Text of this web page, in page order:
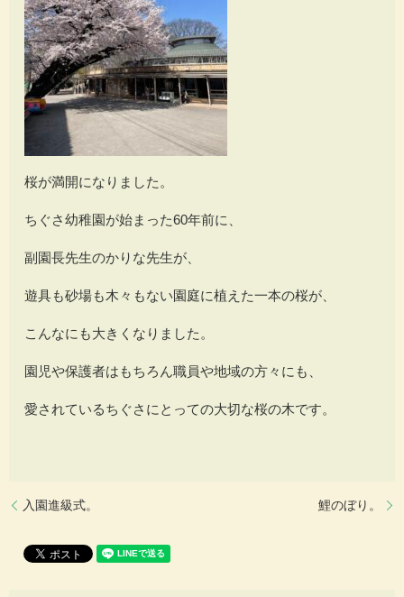
桜が満開になりました。
ちぐさ幼稚園が始まった60年前に、
副園長先生のかりな先生が、
遊具も砂場も木々もない園庭に植えた一本の桜が、
こんなにも大きくなりました。
園児や保護者はもちろん職員や地域の方々にも、
愛されているちぐさにとっての大切な桜の木です。
入園進級式。 鯉のぼり。